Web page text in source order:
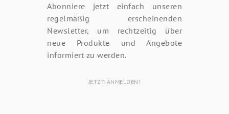
Abonniere jetzt einfach unseren
regelmäßig erscheinenden
Newsletter, um rechtzeitig über
neue Produkte und Angebote
informiert zu werden.
JETZT ANMELDEN!